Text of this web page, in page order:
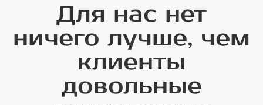
Для нас нет
ничего лучше, чем
клиенты
довольные